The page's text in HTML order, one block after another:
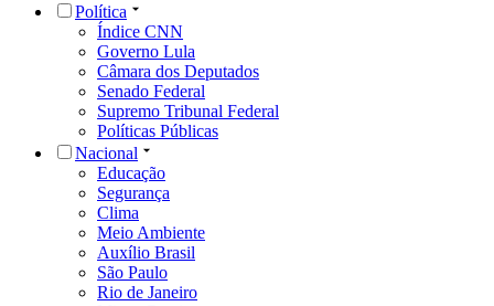
Política
Índice CNN
Governo Lula
Câmara dos Deputados
Senado Federal
Supremo Tribunal Federal
Políticas Públicas
Nacional
Educação
Segurança
Clima
Meio Ambiente
Auxílio Brasil
São Paulo
Rio de Janeiro